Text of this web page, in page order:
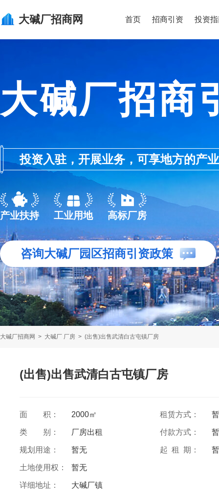
大碱厂招商网 首页 招商引资 投资
大碱厂招商
投资入驻，开展业务，可享地方的产
产业扶持 工业用地 高标厂房
咨询大碱厂园区招商引资政策
大碱厂招商网 > 大碱厂 厂房 > (出售)出售武清白古屯镇厂房
(出售)出售武清白古屯镇厂房
面 积： 2000㎡ 租赁方式：
类 别： 厂房出租 付款方式：
规划用途： 暂无 起 租 期：
土地使用权： 暂无
详细地址： 大碱厂镇